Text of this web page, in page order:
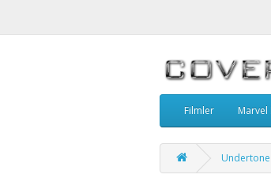
Filmler Marvel
Undertone